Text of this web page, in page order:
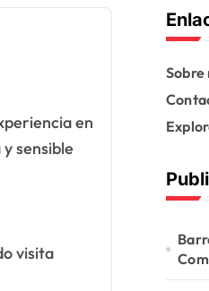
en
sensible
visita
Sobre